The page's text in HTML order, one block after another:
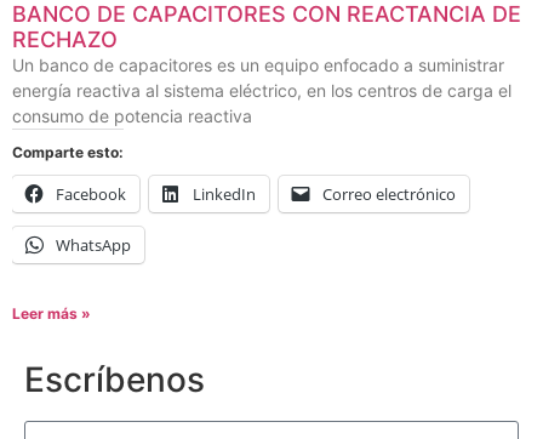
BANCO DE CAPACITORES CON REACTANCIA DE
RECHAZO
Un banco de capacitores es un equipo enfocado a suministrar
energía reactiva al sistema eléctrico, en los centros de carga el
consumo de potencia reactiva
Comparte esto:
Facebook LinkedIn Correo electrónico
WhatsApp
Leer más »
Escríbenos